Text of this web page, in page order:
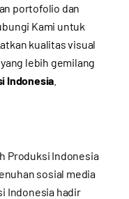
portofolio dan
Kami untuk
kualitas visual
lebih gemilang
Indonesia
Produksi Indonesia
sosial media
Indonesia hadir